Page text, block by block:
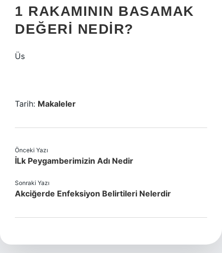
1 RAKAMININ BASAMAK
DEĞERI NEDIR?
Üs
Tarih: Makaleler
Önceki Yazı
İLk Peygamberimizin Adı Nedir
Sonraki Yazı
Akciğerde Enfeksiyon Belirtileri Nelerdir